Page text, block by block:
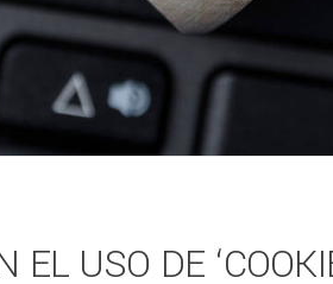
EL USO DE